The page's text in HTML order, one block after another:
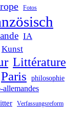
Fotos
IA
Kunst
Littérature
Paris philosophie
allemandes
Verfassungsreform